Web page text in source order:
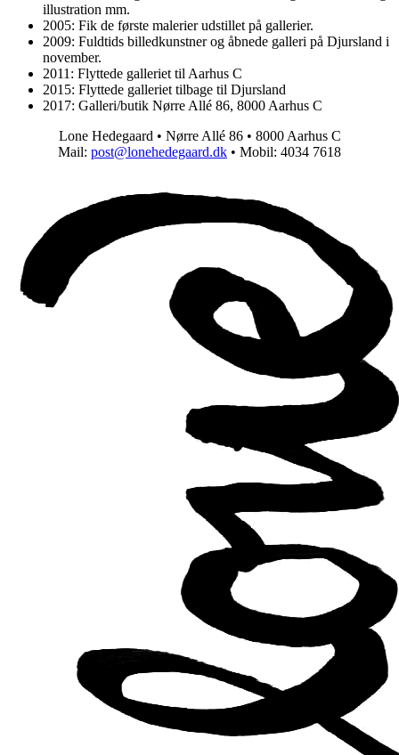
illustration mm.
2005: Fik de første malerier udstillet på gallerier.
2009: Fuldtids billedkunstner og åbnede galleri på Djursland i
november.
2011: Flyttede galleriet til Aarhus C
2015: Flyttede galleriet tilbage til Djursland
2017: Galleri/butik Nørre Allé 86, 8000 Aarhus C
Lone Hedegaard • Nørre Allé 86 • 8000 Aarhus C
Mail: post@lonehedegaard.dk • Mobil: 4034 7618